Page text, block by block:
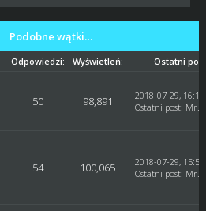
Podobne wątki…
Odpowiedzi: Wyświetleń: Ostatni
50 98,891
2018-07-29,
Ostatni post: Mr.
54 100,065
2018-07-29,
Ostatni post: Mr.